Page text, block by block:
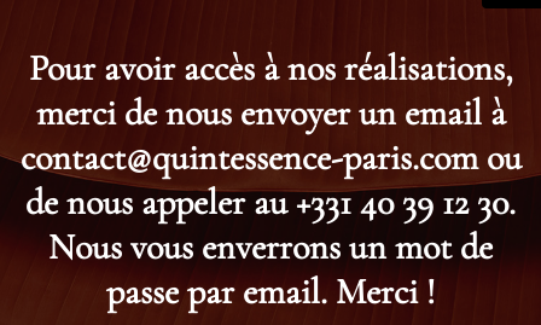
Pour avoir accès à nos réalisations,
merci de nous envoyer un email à
contact@quintessence-paris.com ou
de nous appeler au +331 40 39 12 30.
Nous vous enverrons un mot de
passe par email. Merci !